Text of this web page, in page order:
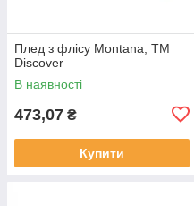
Плед з флісу Montana, TM
Discover
В наявності
473,07 ₴
Купити